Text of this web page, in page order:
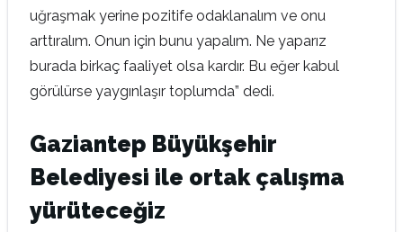
uğraşmak yerine pozitife odaklanalım ve onu
arttıralım. Onun için bunu yapalım. Ne yaparız
burada birkaç faaliyet olsa kardır. Bu eğer kabul
görülürse yaygınlaşır toplumda” dedi.
Gaziantep Büyükşehir
Belediyesi ile ortak çalışma
yürüteceğiz